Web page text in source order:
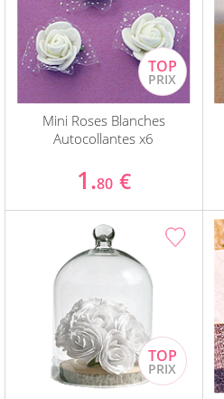
Mini Roses Blanches
Autocollantes x6
1.80 €